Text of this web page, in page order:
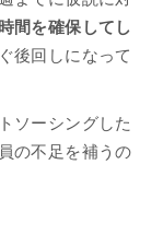
間を確保してし
後回しになって
ソーシングした
の不足を補うの